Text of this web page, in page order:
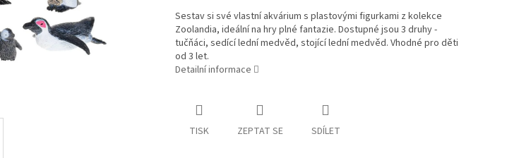
Sestav si své vlastní akvárium s plastovými figurkami z kolekce
Zoolandia, ideální na hry plné fantazie. Dostupné jsou 3 druhy -
tučňáci, sedící lední medvěd, stojící lední medvěd. Vhodné pro děti
od 3 let.
Detailní informace
TISK ZEPTAT SE SDÍLET